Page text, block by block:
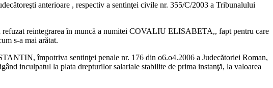
anterioare , respectiv a sentinţei civile nr. 355/C/2003 a Tribunalului
reintegrarea în muncă a numitei COVALIU ELISABETA,, fapt pentru care
s-a mai arătat.
împotriva sentinţei penale nr. 176 din o6.o4.2006 a Judecătoriei Roman,
inculpatul la plata drepturilor salariale stabilite de prima instanţă, la valoarea